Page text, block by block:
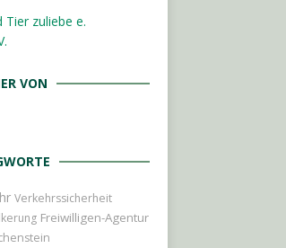
VON
Verkehrssicherheit
Freiwilligen-Agentur